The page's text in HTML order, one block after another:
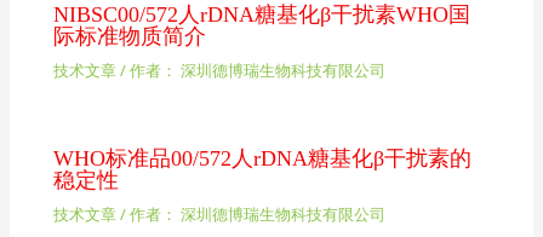
NIBSC00/572人rDNA糖基化β干扰素WHO国
际标准物质简介
技术文章/ 作者： 深圳德博瑞生物科技有限公司
WHO标准品00/572人rDNA糖基化β干扰素的
稳定性
技术文章/ 作者： 深圳德博瑞生物科技有限公司